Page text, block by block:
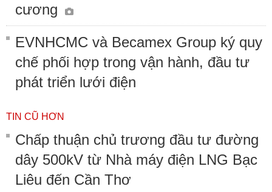
cương
EVNHCMC và Becamex Group ký quy
chế phối hợp trong vận hành, đầu tư
phát triển lưới điện
TIN CŨ HƠN
Chấp thuận chủ trương đầu tư đường
dây 500kV từ Nhà máy điện LNG Bạc
Liêu đến Cần Thơ